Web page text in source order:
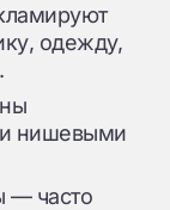
одежду,
и нишевыми
— часто